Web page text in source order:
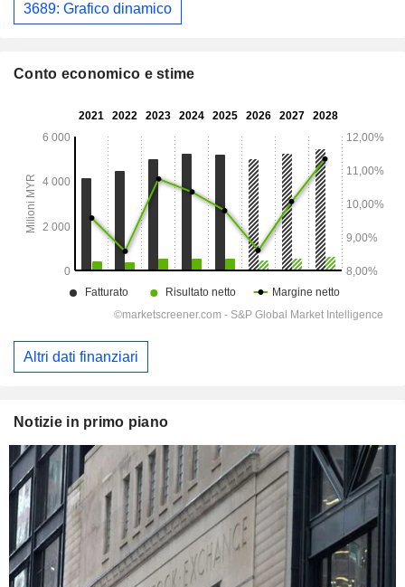
3689: Grafico dinamico
Conto economico e stime
Altri dati finanziari
Notizie in primo piano